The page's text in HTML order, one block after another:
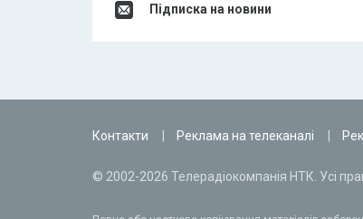
Підписка на новини
Контакти Реклама на телеканалі
© 2002-2026 Телерадіокомпанія НТК. Усі